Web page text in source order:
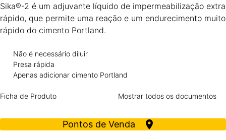
Sika®-2 é um adjuvante líquido de impermeabilização extra
rápido, que permite uma reação e um endurecimento muito
rápido do cimento Portland.
Não é necessário diluir
Presa rápida
Apenas adicionar cimento Portland
Ficha de Produto Mostrar todos os documentos
Pontos de Venda